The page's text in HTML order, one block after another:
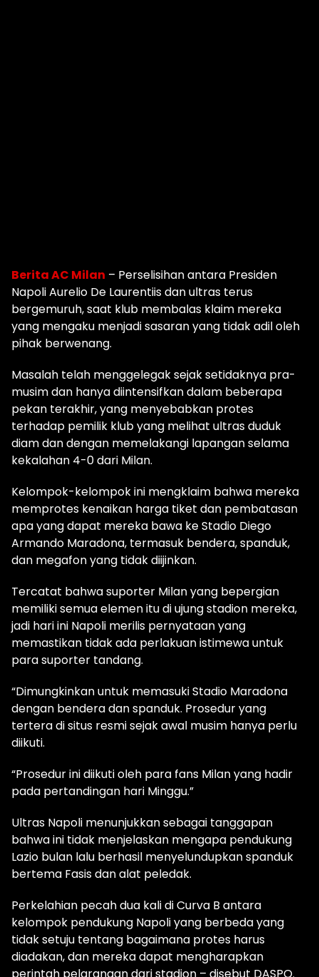
Berita AC Milan – Perselisihan antara Presiden
Napoli Aurelio De Laurentiis dan ultras terus
bergemuruh, saat klub membalas klaim mereka
yang mengaku menjadi sasaran yang tidak adil oleh
pihak berwenang.
Masalah telah menggelegak sejak setidaknya pra-
musim dan hanya diintensifkan dalam beberapa
pekan terakhir, yang menyebabkan protes
terhadap pemilik klub yang melihat ultras duduk
diam dan dengan memelakangi lapangan selama
kekalahan 4-0 dari Milan.
Kelompok-kelompok ini mengklaim bahwa mereka
memprotes kenaikan harga tiket dan pembatasan
apa yang dapat mereka bawa ke Stadio Diego
Armando Maradona, termasuk bendera, spanduk,
dan megafon yang tidak diijinkan.
Tercatat bahwa suporter Milan yang bepergian
memiliki semua elemen itu di ujung stadion mereka,
jadi hari ini Napoli merilis pernyataan yang
memastikan tidak ada perlakuan istimewa untuk
para suporter tandang.
“Dimungkinkan untuk memasuki Stadio Maradona
dengan bendera dan spanduk. Prosedur yang
tertera di situs resmi sejak awal musim hanya perlu
diikuti.
“Prosedur ini diikuti oleh para fans Milan yang hadir
pada pertandingan hari Minggu.”
Ultras Napoli menunjukkan sebagai tanggapan
bahwa ini tidak menjelaskan mengapa pendukung
Lazio bulan lalu berhasil menyelundupkan spanduk
bertema Fasis dan alat peledak.
Perkelahian pecah dua kali di Curva B antara
kelompok pendukung Napoli yang berbeda yang
tidak setuju tentang bagaimana protes harus
diadakan, dan mereka dapat mengharapkan